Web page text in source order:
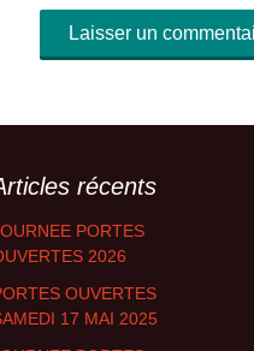
récents
PORTES
2026
OUVERTES
17 MAI 2025